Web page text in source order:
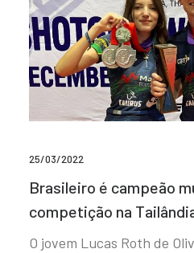
25/03/2022
Brasileiro é campeão
competição na
O jovem Lucas Roth de